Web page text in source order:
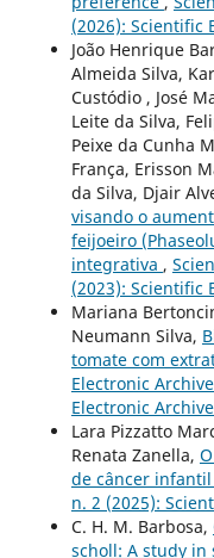
(2026): Scientific
João Henrique
Almeida Silva,
Custódio , José
Leite da Silva,
Peixe da Cunha
França, Erisson
da Silva, Djair
visando o
feijoeiro
integrativa ,
(2023): Scientific
Mariana
Neumann Silva,
tomate com
Electronic
Electronic
Lara Pizzatto
Renata Zanella,
de câncer infantil
n. 2 (2025):
C. H. M. Barbosa,
scholl: A study